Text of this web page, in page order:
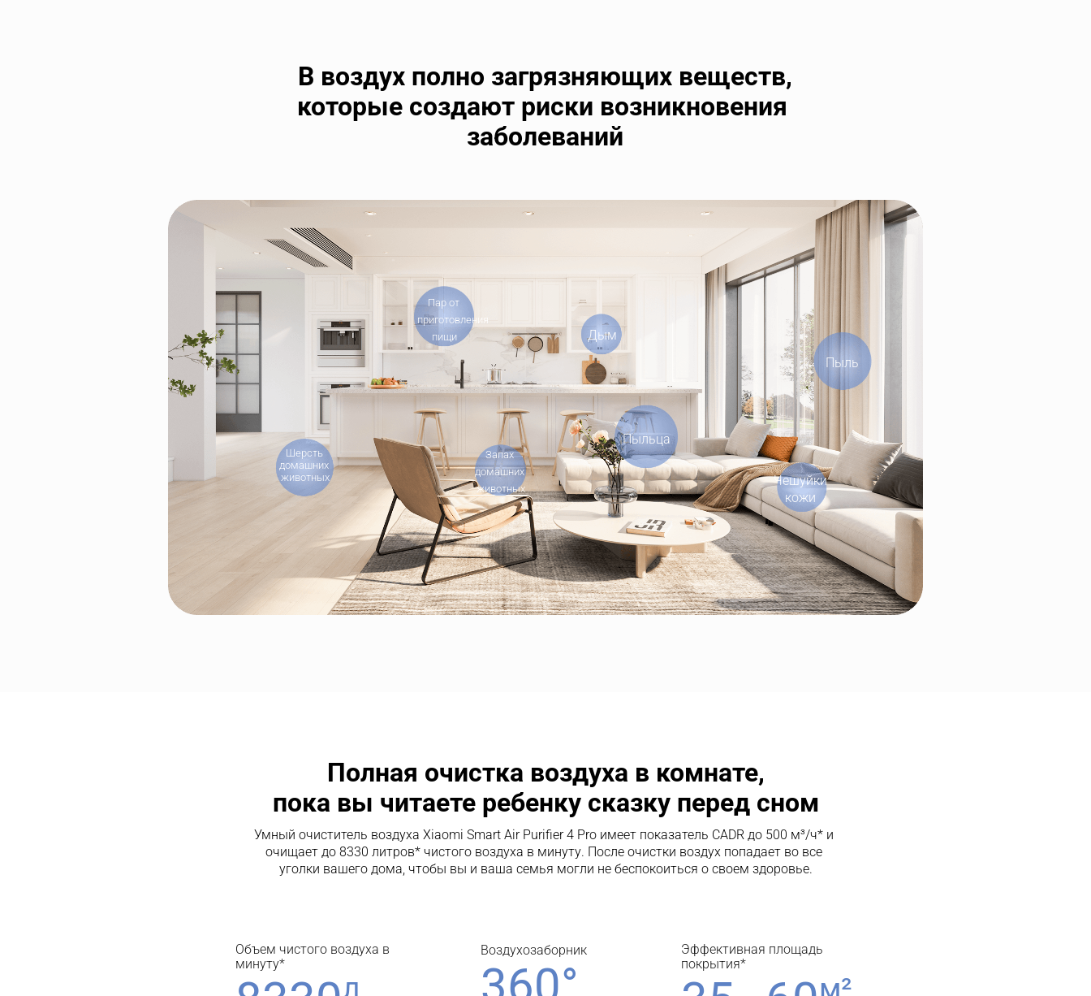
В воздух полно загрязняющих веществ,
которые создают риски возникновения
заболеваний
Пар от
приготовления
пищи
Шерсть
домашних
животных
Пыльца
Пыль
Дым
Чешуйки
кожи
Запах
домашних
животных
Полная очистка воздуха в комнате,
пока вы читаете ребенку сказку перед сном
Умный очиститель воздуха Xiaomi Smart Air Purifier 4 Pro имеет показатель CADR до 500 м³/ч* и
очищает до 8330 литров* чистого воздуха в минуту. После очистки воздух попадает во все
уголки вашего дома, чтобы вы и ваша семья могли не беспокоиться о своем здоровье.
Объем чистого воздуха в
минуту*
л
Воздухозаборник
Эффективная площадь
покрытия*